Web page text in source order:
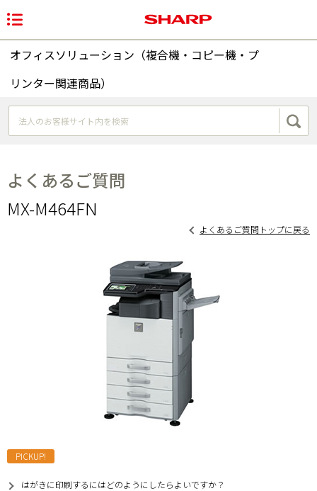
オフィスソリューション（複合機・コピー機・プ
リンター関連商品）
よくあるご質問
MX-M464FN
よくあるご質問トップに戻る
PICKUP!
はがきに印刷するにはどのようにしたらよいですか？